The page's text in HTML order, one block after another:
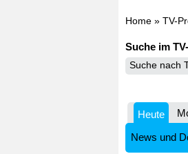
Home » TV-
Suche im
Heute
News und